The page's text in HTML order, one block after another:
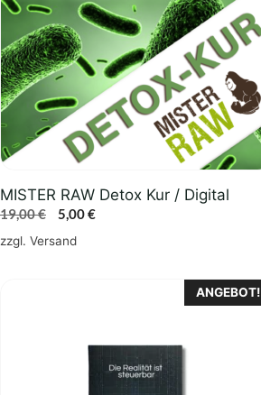
MISTER RAW Detox Kur / Digital
19,00€
Ursprünglicher
Preis
5,00€Aktueller
zzgl. Versand
ANGEBOT!